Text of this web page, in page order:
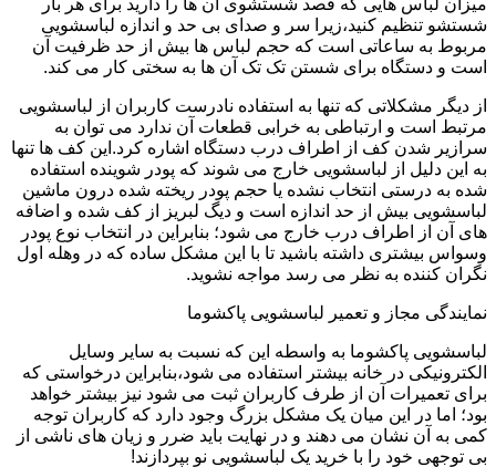
شستشو تنظیم کنید،زیرا سر و صدای بی حد و اندازه لباسشویی
مربوط به ساعاتی است که حجم لباس ها بیش از حد ظرفیت آن
است و دستگاه برای شستن تک تک آن ها به سختی کار می کند.
از دیگر مشکلاتی که تنها به استفاده نادرست کاربران از لباسشویی
مرتبط است و ارتباطی به خرابی قطعات آن ندارد می توان به
سرازیر شدن کف از اطراف درب دستگاه اشاره کرد.این کف ها تنها
به این دلیل از لباسشویی خارج می شوند که پودر شوینده استفاده
شده به درستی انتخاب نشده یا حجم پودر ریخته شده درون ماشین
لباسشویی بیش از حد اندازه است و دیگ لبریز از کف شده و اضافه
های آن از اطراف درب خارج می شود؛ بنابراین در انتخاب نوع پودر
وسواس بیشتری داشته باشید تا با این مشکل ساده که در وهله اول
نگران کننده به نظر می رسد مواجه نشوید.
نمایندگی مجاز و تعمیر لباسشویی پاکشوما
لباسشویی پاکشوما به واسطه این که نسبت به سایر وسایل
الکترونیکی در خانه بیشتر استفاده می شود،بنابراین درخواستی که
برای تعمیرات آن از طرف کاربران ثبت می شود نیز بیشتر خواهد
بود؛ اما در این میان یک مشکل بزرگ وجود دارد که کاربران توجه
کمی به آن نشان می دهند و در نهایت باید ضرر و زیان های ناشی از
بی توجهی خود را با خرید یک لباسشویی نو بپردازند!